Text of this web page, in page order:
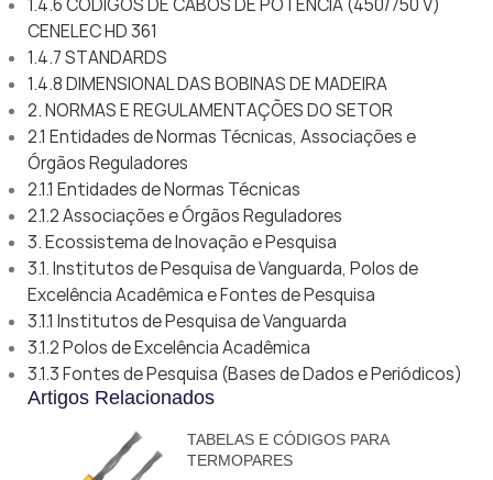
1.4.6 CÓDIGOS DE CABOS DE POTENCIA (450/750 V)
CENELEC HD 361
1.4.7 STANDARDS
1.4.8 DIMENSIONAL DAS BOBINAS DE MADEIRA
2. NORMAS E REGULAMENTAÇÕES DO SETOR
2.1 Entidades de Normas Técnicas, Associações e
Órgãos Reguladores
2.1.1 Entidades de Normas Técnicas
2.1.2 Associações e Órgãos Reguladores
3. Ecossistema de Inovação e Pesquisa
3.1. Institutos de Pesquisa de Vanguarda, Polos de
Excelência Acadêmica e Fontes de Pesquisa
3.1.1 Institutos de Pesquisa de Vanguarda
3.1.2 Polos de Excelência Acadêmica
3.1.3 Fontes de Pesquisa (Bases de Dados e Periódicos)
Artigos Relacionados
TABELAS E CÓDIGOS PARA
TERMOPARES